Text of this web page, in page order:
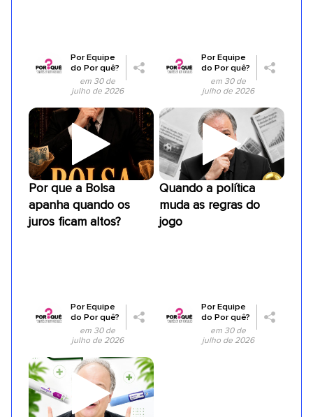
PorEquipe
do Por quê?
em 30 de
julho de 2026
PorEquipe
do Por quê?
em 30 de
julho de 2026
Por que a Bolsa
apanha quando os
juros ficam altos?
PorEquipe
do Por quê?
em 30 de
julho de 2026
Quando a política
muda as regras do
jogo
PorEquipe
do Por quê?
em 30 de
julho de 2026